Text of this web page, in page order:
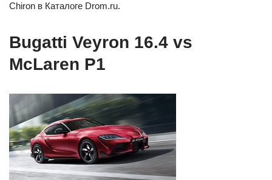
Chiron в Каталоге Drom.ru.
Bugatti Veyron 16.4 vs
McLaren P1